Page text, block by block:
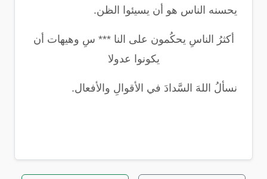
يحسنه الناس هو أن يسيئوا الظن.
أكثرُ الناسِ يحكُمون على النا *** سِ وهيهات أن
يكونوا عدولا
نسألُ اللهَ السَّدادَ في الأقوالِ والأفعال.